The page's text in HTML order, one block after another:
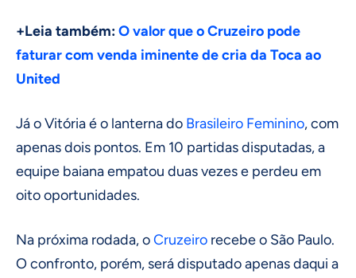
+Leia também:O valor que o Cruzeiro pode
faturar com venda iminente de cria da Toca ao
United
Já o Vitória é o lanterna do Brasileiro Feminino, com
apenas dois pontos. Em 10 partidas disputadas, a
equipe baiana empatou duas vezes e perdeu em
oito oportunidades.
Na próxima rodada, oCruzeiro recebe o São Paulo.
O confronto, porém, será disputado apenas daqui a